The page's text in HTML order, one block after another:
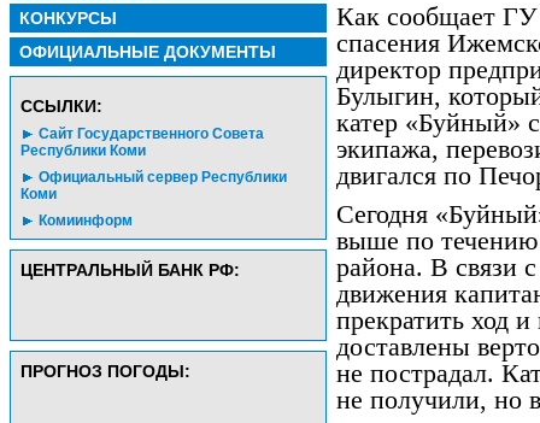
КОНКУРСЫ
ОФИЦИАЛЬНЫЕ ДОКУМЕНТЫ
CСЫЛКИ:
Сайт Государственного Совета
Республики Коми
Официальный сервер Республики
Коми
Комиинформ
ЦЕНТРАЛЬНЫЙ БАНК РФ:
ПРОГНОЗ ПОГОДЫ:
Как сообщает
спасения
директор
Булыгин,
катер «Буйный»
экипажа,
двигался по
Сегодня
выше по
района. В связи
движения
прекратить ход
доставлены
не пострадал.
не получили, но